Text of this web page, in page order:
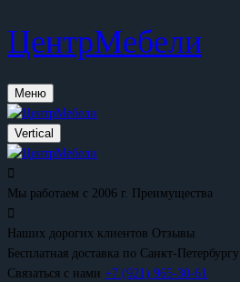
ЦентрМебели
Меню
Vertical
Мы работаем с 2006 г. Преимущества
Наших дорогих клиентов Отзывы
Бесплатная доставка по Санкт-Петербургу
Связаться с нами +7 (921) 965-30-61